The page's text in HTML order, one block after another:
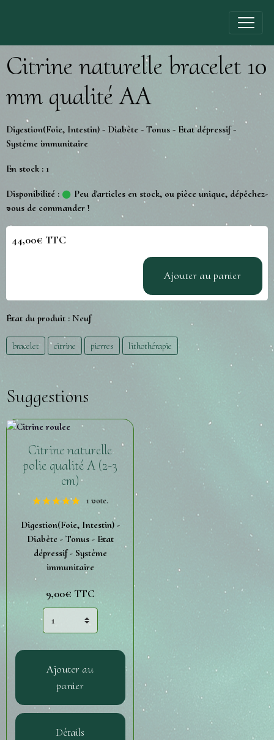
Citrine naturelle bracelet 10
mm qualité AA
Digestion(Foie, Intestin) - Diabète - Tonus - Etat dépressif -
Système immunitaire
En stock : 1
Disponibilité :
Peu d'articles en stock, ou pièce unique, dépêchez-
vous de commander !
44,00€ TTC
Ajouter au panier
État du produit : Neuf
bracelet citrine pierres lithothérapie
Suggestions
Citrine naturelle
polie qualité A (2-3
cm)
1 vote.
Digestion(Foie, Intestin) -
Diabète - Tonus - Etat
dépressif - Système
immunitaire
9,00€ TTC
Ajouter au
panier
Détails